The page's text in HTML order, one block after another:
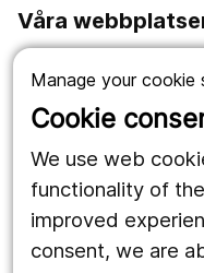
Manage your cookie
Cookie
We use web
functionality of
improved
consent, we are
Våra
Länstrafiken
Region Örebro län
Följ oss